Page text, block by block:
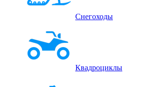
Снегоходы
Квадроциклы